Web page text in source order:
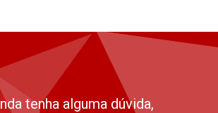
tenha alguma dúvida,